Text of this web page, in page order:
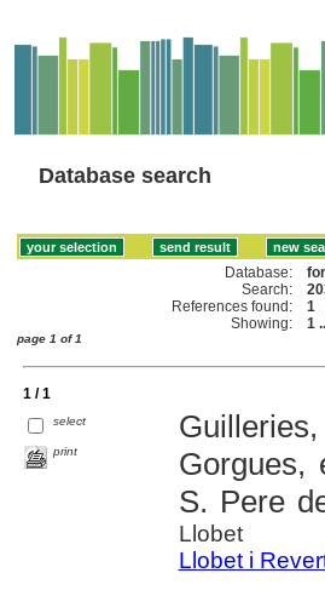
Database search
Database:
Search:
References found:
1
Showing:
1
page 1 of 1
1 / 1
select
print
Gorgues,
S. Pere
Llobet
Llobet i